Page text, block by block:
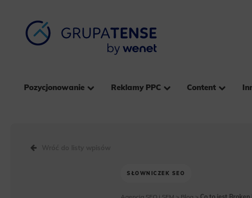
Pozycjonowanie Reklamy PPC Content
SŁOWNICZEK SEO